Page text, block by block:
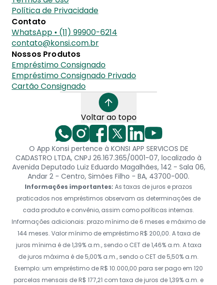
Política de Privacidade
Contato
WhatsApp • (11) 99900-6214
contato@konsi.com.br
Nossos Produtos
Empréstimo Consignado
Empréstimo Consignado Privado
Cartão Consignado
Voltar ao topo
O App Konsi pertence à KONSI APP SERVICOS DE
CADASTRO LTDA, CNPJ 26.167.365/0001-07, localizado à
Avenida Deputado Luiz Eduardo Magalhães, 142 - Sala 06,
Andar 2 - Centro, Simões Filho - BA, 43700-000.
Informações importantes: As taxas de juros e prazos
praticados nos empréstimos observam as determinações de
cada produto e convênio, assim como políticas internas.
Informações adicionais: prazo mínimo de 6 meses e máximo de
144 meses. Valor mínimo de empréstimo R$ 200,00. A taxa de
juros mínima é de 1,39% a.m., sendo o CET de 1,46% a.m. A taxa
de juros máxima é de 5,00% a.m., sendo o CET de 5,50% a.m.
Exemplo: um empréstimo de R$ 10.000,00 para ser pago em 120
parcelas mensais de R$ 177,21 com taxa de juros de 1,39% a.m. e